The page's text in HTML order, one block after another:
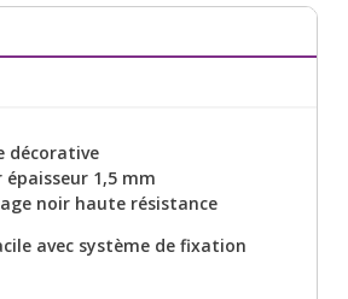
décorative
épaisseur 1,5 mm
noir haute résistance
avec système de fixation